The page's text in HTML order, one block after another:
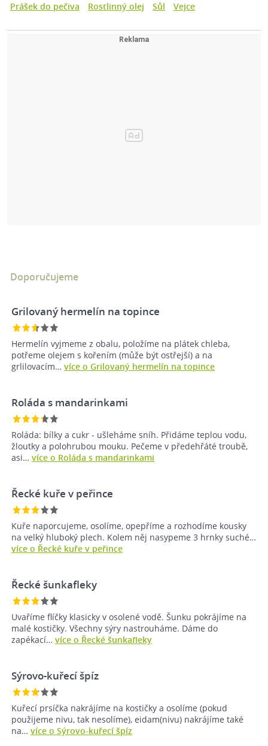
Prášek do pečiva
Rostlinný olej Sůl Vejce
Doporučujeme
Grilovaný hermelín na topince
Hermelín vyjmeme z obalu, položíme na plátek chleba,
potřeme olejem s kořením (může být ostřejší) a na
grlilovacím… více o Grilovaný hermelín na topince
Roláda s mandarinkami
Roláda: bílky a cukr - ušleháme sníh. Přidáme teplou vodu,
žloutky a polohrubou mouku. Pečeme v předehřáté troubě,
asi… více o Roláda s mandarinkami
Řecké kuře v peřince
Kuře naporcujeme, osolíme, opepříme a rozhodíme kousky
na velký hluboký plech. Kolem něj nasypeme 3 hrnky suché…
více o Řecké kuře v peřince
Řecké šunkafleky
Uvaříme flíčky klasicky v osolené vodě. Šunku pokrájíme na
malé kostičky. Všechny sýry nastrouháme. Dáme do
zapékací… více o Řecké šunkafleky
Sýrovo-kuřecí špíz
Kuřecí prsíčka nakrájíme na kostičky a osolíme (pokud
použijeme nivu, tak nesolíme), eidam(nivu) nakrájíme také
na… více o Sýrovo-kuřecí špíz